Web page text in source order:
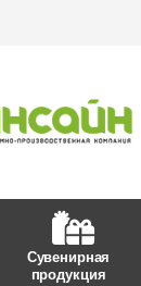
Сувенирная
продукция